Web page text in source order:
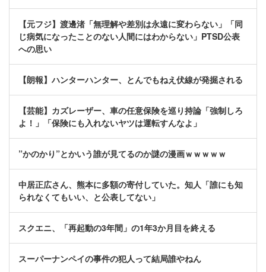
【元フジ】渡邊渚「無理解や差別は永遠に変わらない」「同
じ病気になったことのない人間にはわからない」PTSD公表
への思い
【朗報】ハンターハンター、とんでもねえ伏線が発掘される
【芸能】カズレーザー、車の任意保険を巡り持論「強制しろ
よ！」「保険にも入れないヤツは運転すんなよ」
”かのかり”とかいう誰が見てるのか謎の漫画ｗｗｗｗｗ
中居正広さん、熊本に多額の寄付していた。知人「誰にも知
られなくてもいい、と公表してない」
スクエニ、「再起動の3年間」の1年3か月目を終える
スーパーナンペイの事件の犯人って結局誰やねん